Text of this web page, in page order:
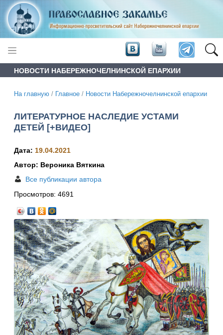
НОВОСТИ НАБЕРЕЖНОЧЕЛНИНСКОЙ ЕПАРХИИ
На главную / Главное / Новости Набережночелнинской епархии
ЛИТЕРАТУРНОЕ НАСЛЕДИЕ УСТАМИ
ДЕТЕЙ [+ВИДЕО]
Дата: 19.04.2021
Автор: Вероника Вяткина
Все публикации автора
Просмотров: 4691